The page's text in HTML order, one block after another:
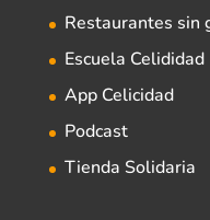
Restaurantes sin
Escuela Celididad
App Celicidad
Podcast
Tienda Solidaria